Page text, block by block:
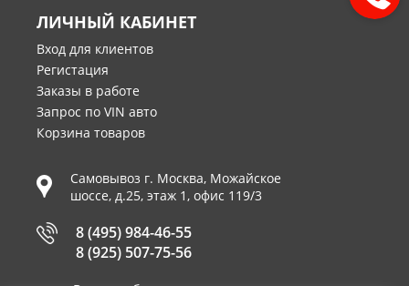
ЛИЧНЫЙ КАБИНЕТ
Вход для клиентов
Регистация
Заказы в работе
Запрос по VIN авто
Корзина товаров
Самовывоз г. Москва, Можайское
шоссе, д.25, этаж 1, офис 119/3
8 (495) 984-46-55
8 (925) 507-75-56